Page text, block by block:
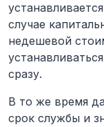
случае
недешевой
сразу.
В то же время
срок службы и